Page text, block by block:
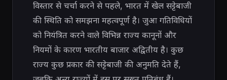
विस्तार से चर्चा करने से पहले, भारत में खेल सट्टेबाजी
की स्थिति को समझना महत्वपूर्ण है। जुआ गतिविधियों
को नियंत्रित करने वाले विभिन्न राज्य कानूनों और
नियमों के कारण भारतीय बाजार अद्वितीय है। कुछ
राज्य कुछ प्रकार की सट्टेबाजी की अनुमति देते हैं,